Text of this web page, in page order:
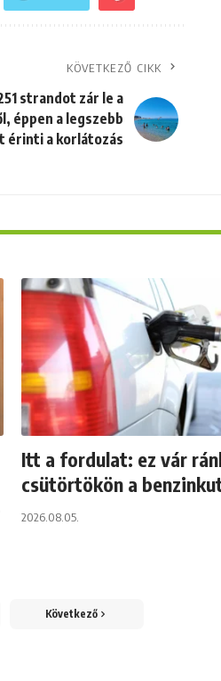
KÖVETKEZŐ CIKK
strandot zár le a
éppen a legszebb
érinti a korlátozás
Itt a fordulat: ez vár
csütörtökön a
2026.08.05.
Következő